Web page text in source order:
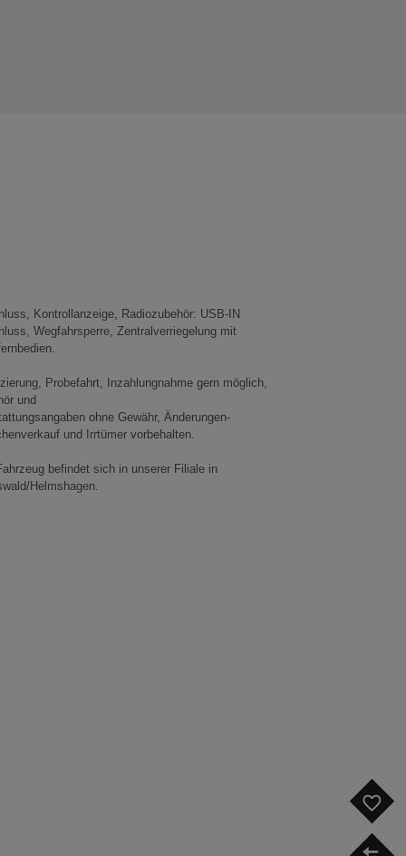
Probefahrt, Inzahlungnahme gern möglich,
und
ohne Gewähr, Änderungen-
und Irrtümer vorbehalten.
befindet sich in unserer Filiale in
Helmshagen.